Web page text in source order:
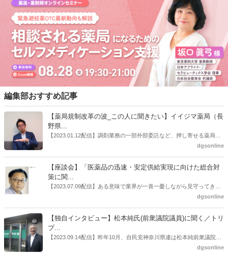
編集部おすすめ記事
【薬局規制改革の波_この人に聞きたい】イイジマ薬局（長
野県...
【2023.01.12配信】調剤業務の一部外部委託など、押し寄せる薬局業
界への規制改革の波。この規制改革の波を薬局業界はどう受け止めた
はないだろうか。本紙ではこうした問題について、厚労省「薬局薬剤
師の業務及び薬局の機能に関するワーキンググループ」に参考人とし
ても出席していたイイジマ薬局（長野県上田市）開設者である飯島裕
dgsonline
【座談会】「医薬品の迅速・安定供給実現に向けた総合対
策に関...
【2023.07.09配信】ある意味で業界が一喜一憂しながら見守ってきた
厚労省「医薬品の迅速・安定供給実現に向けた総合対策に関する有識
書がとりまとめられた。ドラビズon-lineでは検討会を総括する目的で
厚労省医政局医薬産業振興・医療情報企画課長（医薬産業振興・医療
情報企画課セルフケア・セルフメディケーション推進室長併任）安藤
公一氏や青山学院大学名誉教授の三村優美子氏、 日本保険薬局協会医
dgsonline
【独自インタビュー】松本純氏(前衆議院議員)に聞く／トリ
プ...
【2023.09.14配信】昨年10月、自民党神奈川県連は松本純前衆議院議
員を「自民党神奈川1区」（横浜市中区・磯子区・金沢区）の支部長
dgsonline